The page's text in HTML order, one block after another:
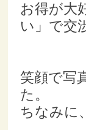
お得が大
い」で交
笑顔で写
た。
ちなみに